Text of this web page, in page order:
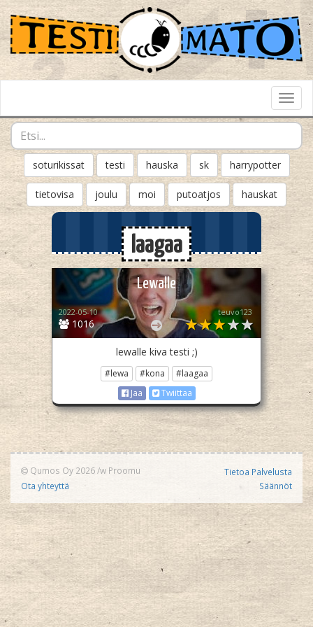
soturikissat testi hauska sk harrypotter
tietovisa joulu moi putoatjos hauskat
laagaa
Lewalle
1016
2022-05-10 teuvo123
lewalle kiva testi ;)
#lewa #kona
#laagaa
Jaa
Twiittaa
Qumos Oy 2026/w Proomu
Ota yhteyttä
Tietoa Palvelusta
Säännöt